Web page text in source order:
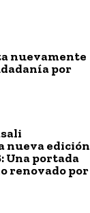
nuevamente
por
nueva edición
Una portada
renovado por